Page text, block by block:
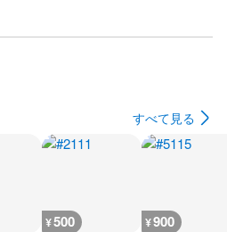
すべて見る
¥500 ¥900